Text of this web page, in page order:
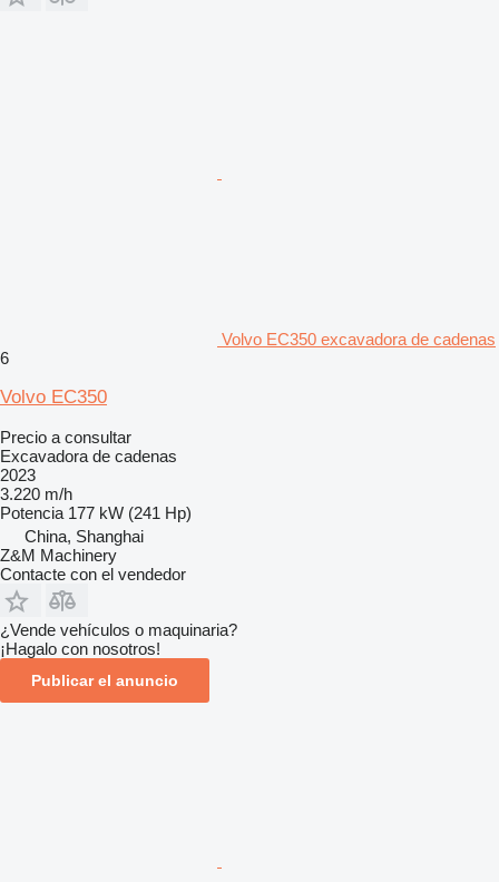
Volvo EC350 excavadora de cadenas
6
Volvo EC350
Precio a consultar
Excavadora de cadenas
2023
3.220 m/h
Potencia 177 kW (241 Hp)
China, Shanghai
Z&M Machinery
Contacte con el vendedor
¿Vende vehículos o maquinaria?
¡Hagalo con nosotros!
Publicar el anuncio